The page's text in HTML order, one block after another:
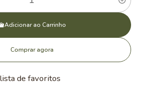
Adicionar ao Carrinho
Comprar agora
de favoritos